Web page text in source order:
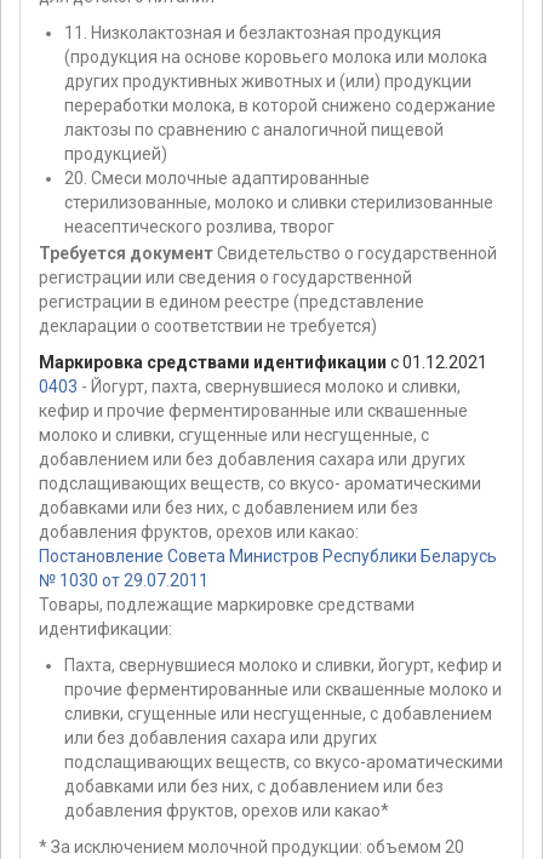
11. Низколактозная и безлактозная продукция
(продукция на основе коровьего молока или молока
других продуктивных животных и (или) продукции
переработки молока, в которой снижено содержание
лактозы по сравнению с аналогичной пищевой
продукцией)
20. Смеси молочные адаптированные
стерилизованные, молоко и сливки стерилизованные
неасептического розлива, творог
Требуется документСвидетельство о государственной
регистрации или сведения о государственной
регистрации в едином реестре (представление
декларации о соответствии не требуется)
Маркировка средствами идентификации с 01.12.2021
0403 - Йогурт, пахта, свернувшиеся молоко и сливки,
кефир и прочие ферментированные или сквашенные
молоко и сливки, сгущенные или несгущенные, с
добавлением или без добавления сахара или других
подслащивающих веществ, со вкусо- ароматическими
добавками или без них, с добавлением или без
добавления фруктов, орехов или какао:
Постановление Совета Министров Республики Беларусь
№ 1030 от 29.07.2011
Товары, подлежащие маркировке средствами
идентификации:
Пахта, свернувшиеся молоко и сливки, йогурт, кефир и
прочие ферментированные или сквашенные молоко и
сливки, сгущенные или несгущенные, с добавлением
или без добавления сахара или других
подслащивающих веществ, со вкусо-ароматическими
добавками или без них, с добавлением или без
добавления фруктов, орехов или какао*
* За исключением молочной продукции: объемом 20